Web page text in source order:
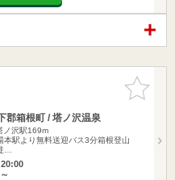
お気に入
りに追加
郡箱根町 / 塔ノ沢温泉
ノ沢駅169m
駅より無料送迎バス3分箱根登山
…